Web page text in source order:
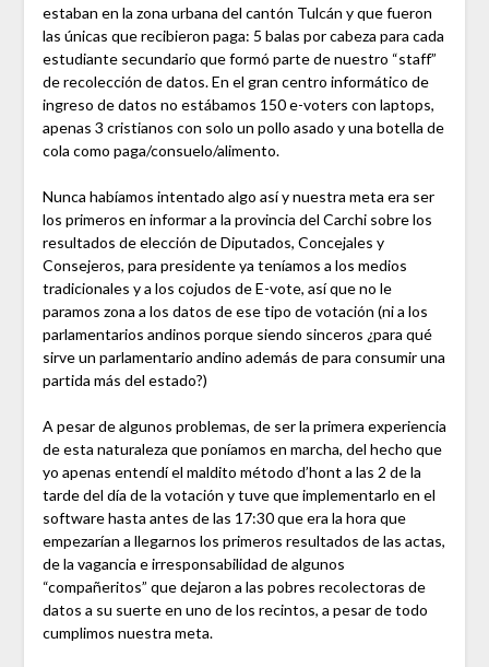
estaban en la zona urbana del cantón Tulcán y que fueron
las únicas que recibieron paga: 5 balas por cabeza para cada
estudiante secundario que formó parte de nuestro “staff”
de recolección de datos. En el gran centro informático de
ingreso de datos no estábamos 150 e-voters con laptops,
apenas 3 cristianos con solo un pollo asado y una botella de
cola como paga/consuelo/alimento.
Nunca habíamos intentado algo así y nuestra meta era ser
los primeros en informar a la provincia del Carchi sobre los
resultados de elección de Diputados, Concejales y
Consejeros, para presidente ya teníamos a los medios
tradicionales y a los cojudos de E-vote, así que no le
paramos zona a los datos de ese tipo de votación (ni a los
parlamentarios andinos porque siendo sinceros ¿para qué
sirve un parlamentario andino además de para consumir una
partida más del estado?)
A pesar de algunos problemas, de ser la primera experiencia
de esta naturaleza que poníamos en marcha, del hecho que
yo apenas entendí el maldito método d’hont a las 2 de la
tarde del día de la votación y tuve que implementarlo en el
software hasta antes de las 17:30 que era la hora que
empezarían a llegarnos los primeros resultados de las actas,
de la vagancia e irresponsabilidad de algunos
“compañeritos” que dejaron a las pobres recolectoras de
datos a su suerte en uno de los recintos, a pesar de todo
cumplimos nuestra meta.